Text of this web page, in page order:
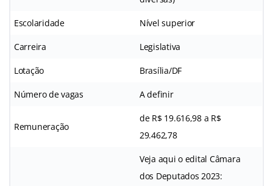
Escolaridade Nível superior
Carreira Legislativa
Lotação Brasília/DF
Número de vagas A definir
Remuneração
de R$ 19.616,98 a R$
29.462,78
Veja aqui o edital Câmara
dos Deputados 2023: